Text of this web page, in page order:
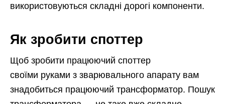
використовуються складні дорогі компоненти.
Як зробити споттер
Щоб зробити працюючий споттер
своїми руками з зварювального апарату вам
знадобиться працюючий трансформатор. Пошук